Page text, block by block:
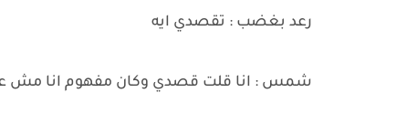
رعد بغضب : تقصدي ايه
شمس : انا قلت قصدي وكان مفهوم انا مش